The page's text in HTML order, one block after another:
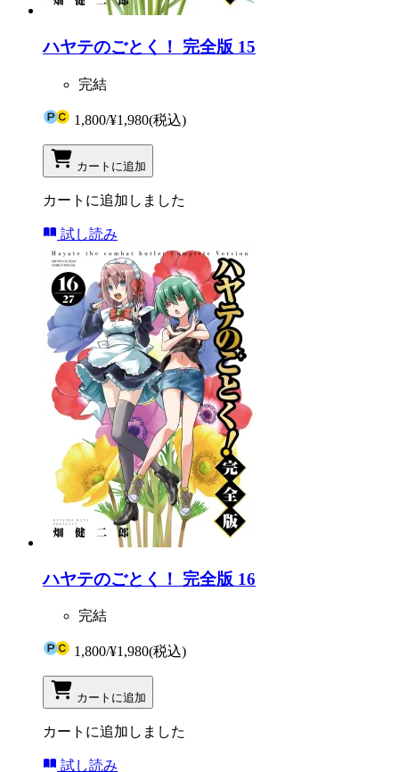
ハヤテのごとく！ 完全版 15
完結
1,800/¥1,980(税込)
カートに追加
カートに追加しました
試し読み
ハヤテのごとく！ 完全版 16
完結
1,800/¥1,980(税込)
カートに追加
カートに追加しました
試し読み